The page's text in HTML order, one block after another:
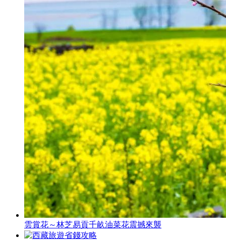
雲賞花～林芝易貢千畝油菜花震撼來襲